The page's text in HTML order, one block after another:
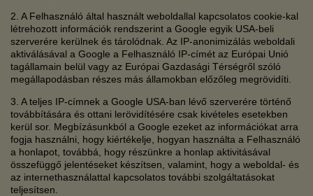
2. A Felhasználó által használt weboldallal kapcsolatos cookie-kal
létrehozott információk rendszerint a Google egyik USA-beli
szerverére kerülnek és tárolódnak. Az IP-anonimizálás weboldali
aktiválásával a Google a Felhasználó IP-címét az Európai Unió
tagállamain belül vagy az Európai Gazdasági Térségről szóló
megállapodásban részes más államokban előzőleg megrövidíti.
3. A teljes IP-címnek a Google USA-ban lévő szerverére történő
továbbítására és ottani lerövidítésére csak kivételes esetekben
kerül sor. Megbízásunkból a Google ezeket az információkat arra
fogja használni, hogy kiértékelje, hogyan használta a Felhasználó
a honlapot, továbbá, hogy részünkre a honlap aktivitásával
összefüggő jelentéseket készítsen, valamint, hogy a weboldal- és
az internethasználattal kapcsolatos további szolgáltatásokat
teljesítsen.